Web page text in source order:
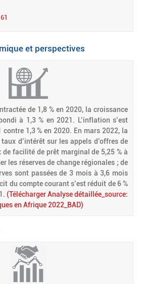
et perspectives
de 1,8 % en 2020, la croissance
à 1,3 % en 2021. L’inflation s’est
contre 1,3 % en 2020. En mars 2022, la
d’intérêt sur les appels d’offres de
de facilité de prêt marginal de 5,25 % à
les réserves de change régionales ; de
sont passées de 3 mois à 3,6 mois
du compte courant s’est réduit de 6 %
(Télécharger Analyse détaillée_source:
en Afrique 2022_BAD)